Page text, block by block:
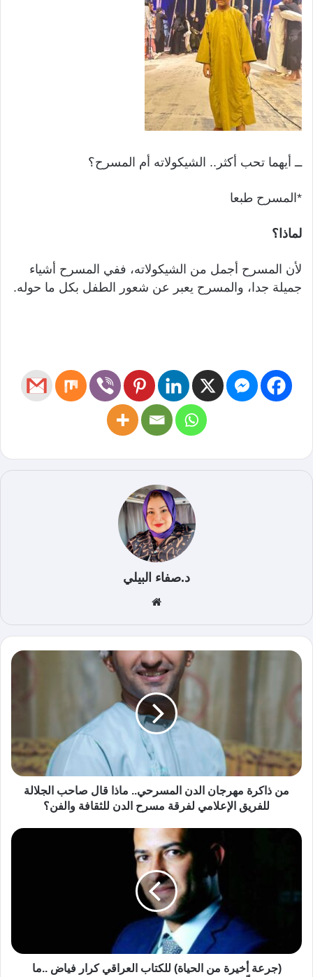
ــ أيهما تحب أكثر.. الشيكولاته أم المسرح؟
*المسرح طبعا
لماذا؟
لأن المسرح أجمل من الشيكولاته، ففي المسرح أشياء
جميلة جدا، والمسرح يعبر عن شعور الطفل بكل ما حوله.
د.صفاء البيلي
الوي
ب
من ذاكرة مهرجان الدن المسرحي.. ماذا قال صاحب الجلالة
للفريق الإعلامي لفرقة مسرح الدن للثقافة والفن؟
(جرعة أخيرة من الحياة) للكتاب العراقي كرار فياض ..ما